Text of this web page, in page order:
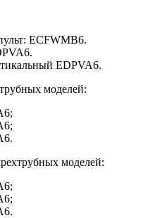
ECFWMB6.
EDPVA6.
моделей:
моделей: